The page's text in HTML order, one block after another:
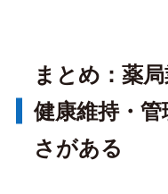
まとめ：薬
健康維持・
さがある